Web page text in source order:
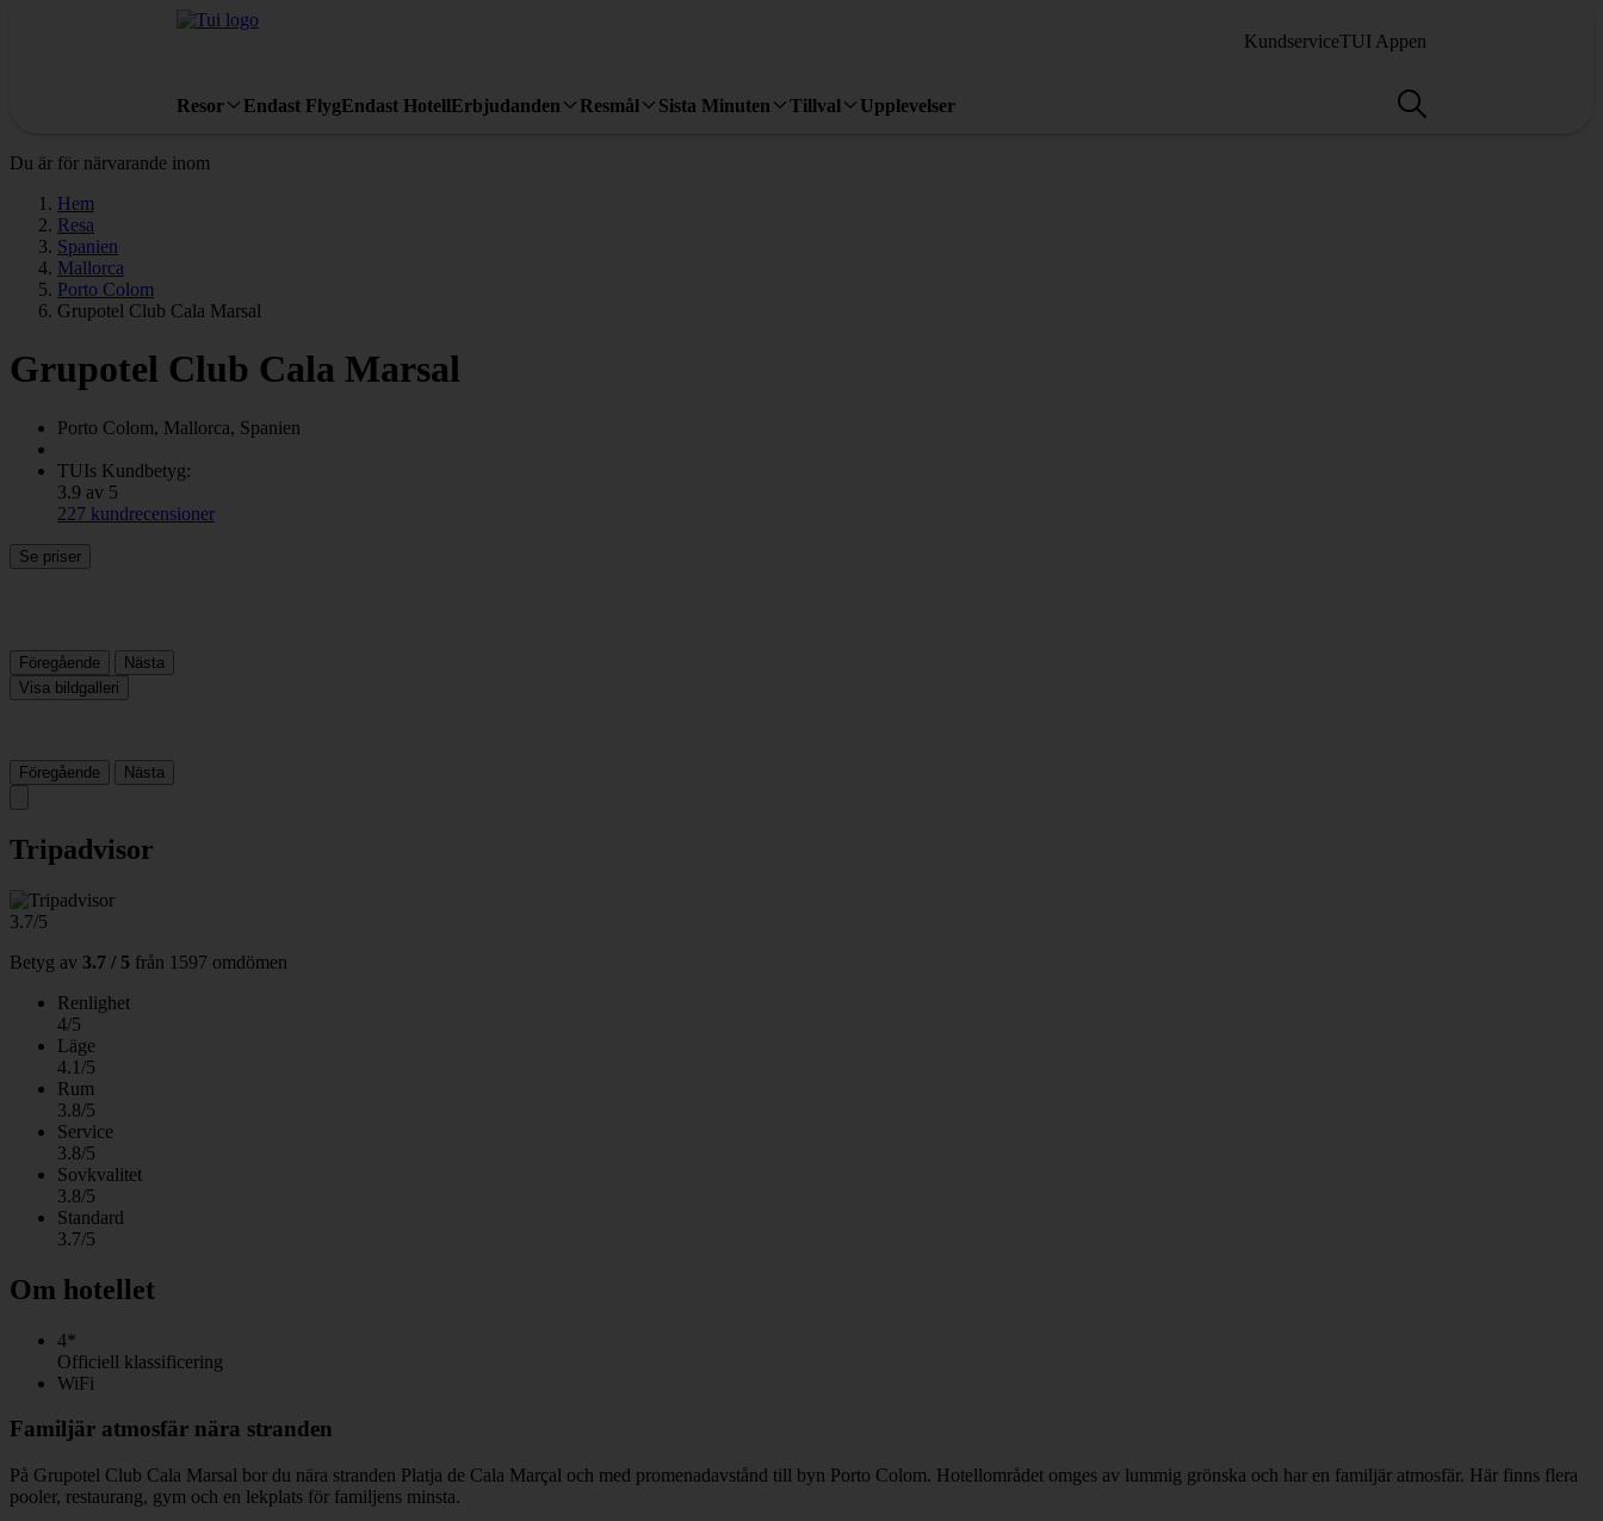
KundserviceTUI Appen
Resor Endast FlygEndast HotellErbjudanden Resmål Sista Minuten Tillval Upplevelser
Du är för närvarande inom
Hem
Resa
Spanien
Mallorca
Porto Colom
Grupotel Club Cala Marsal
Grupotel Club Cala Marsal
Porto Colom, Mallorca, Spanien
TUIs Kundbetyg:
3.9 av 5
227 kundrecensioner
Se priser
Föregående
Nästa
Visa bildgalleri
Föregående Nästa
Tripadvisor
3.7/5
Betyg av 3.7 / 5 från 1597 omdömen
Renlighet
4/5
Läge
4.1/5
Rum
3.8/5
Service
3.8/5
Sovkvalitet
3.8/5
Standard
3.7/5
Om hotellet
4*
Officiell klassificering
WiFi
Familjär atmosfär nära stranden
På Grupotel Club Cala Marsal bor du nära stranden Platja de Cala Marçal och med promenadavstånd till byn Porto Colom. Hotellområdet omges av lummig grönska och har en familjär atmosfär. Här finns flera
pooler, restaurang, gym och en lekplats för familjens minsta.